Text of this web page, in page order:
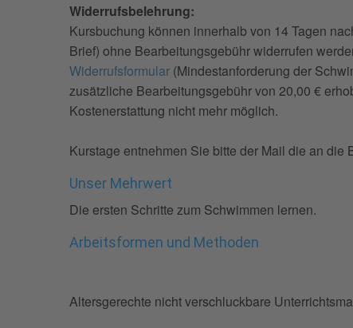
Widerrufsbelehrung:
Kursbuchung können innerhalb von 14 Tagen
Brief) ohne Bearbeitungsgebühr widerrufen
Widerrufsformular (Mindestanforderung der
zusätzliche Bearbeitungsgebühr von 20,00 €
Kostenerstattung nicht mehr möglich.
Kurstage entnehmen Sie bitte der Mail die an die
Unser Mehrwert
Die ersten Schritte zum Schwimmen lernen.
Arbeitsformen und Methoden
Altersgerechte nicht verschluckbare